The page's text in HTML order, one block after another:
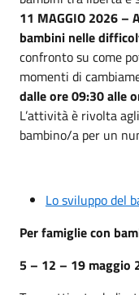
11 MAGGIO 2026 –
bambini nelle
confronto su come
momenti di
dalle ore 09:30 alle
L’attività è rivolta
bambino/a per un
Lo sviluppo del
Per famiglie con
5 – 12 – 19 maggio